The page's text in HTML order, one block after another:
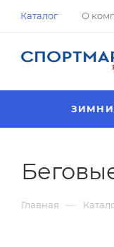
Каталог О
Главная —